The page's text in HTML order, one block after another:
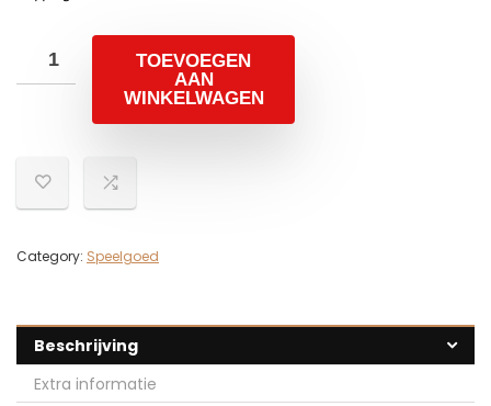
TOEVOEGEN
AAN
WINKELWAGEN
Category: Speelgoed
Beschrijving
Extra informatie